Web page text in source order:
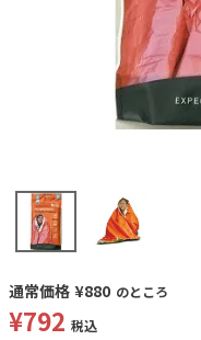
通常価格 ¥880 のところ
¥792 税込